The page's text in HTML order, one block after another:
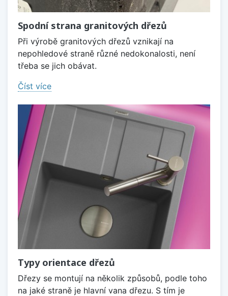
Spodní strana granitových dřezů
Při výrobě granitových dřezů vznikají na
nepohledové straně různé nedokonalosti, není
třeba se jich obávat.
Číst více
Typy orientace dřezů
Dřezy se montují na několik způsobů, podle toho
na jaké straně je hlavní vana dřezu. S tím je